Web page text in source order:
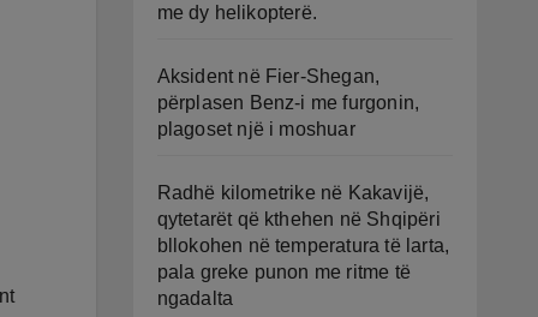
me dy helikopterë.
Aksident në Fier-Shegan,
përplasen Benz-i me furgonin,
plagoset një i moshuar
Radhë kilometrike në Kakavijë,
qytetarët që kthehen në Shqipëri
bllokohen në temperatura të larta,
pala greke punon me ritme të
ngadalta